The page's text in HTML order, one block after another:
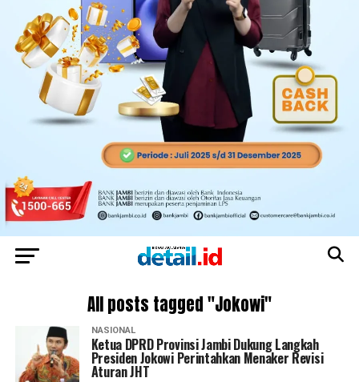
All posts tagged "Jokowi"
NASIONAL
Ketua DPRD Provinsi Jambi Dukung Langkah
Presiden Jokowi Perintahkan Menaker Revisi
Aturan JHT